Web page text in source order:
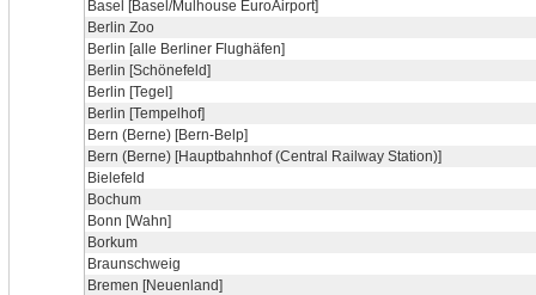
Basel [Basel/Mulhouse EuroAirport]
Berlin Zoo
Berlin [alle Berliner Flughäfen]
Berlin [Schönefeld]
Berlin [Tegel]
Berlin [Tempelhof]
Bern (Berne) [Bern-Belp]
Bern (Berne) [Hauptbahnhof (Central Railway Station)]
Bielefeld
Bochum
Bonn [Wahn]
Borkum
Braunschweig
Bremen [Neuenland]